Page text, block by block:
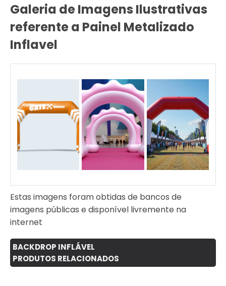
Galeria de Imagens Ilustrativas
referente a Painel Metalizado
Inflavel
Estas imagens foram obtidas de bancos de
imagens públicas e disponível livremente na
internet
BACKDROP INFLÁVEL
PRODUTOS RELACIONADOS